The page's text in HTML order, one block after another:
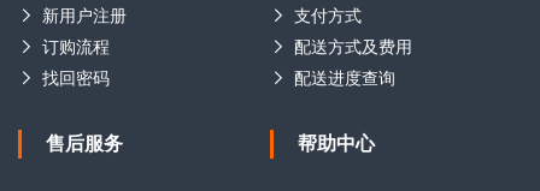
新用户注册
订购流程
找回密码
支付方式
配送方式及费用
配送进度查询
售后服务 帮助中心